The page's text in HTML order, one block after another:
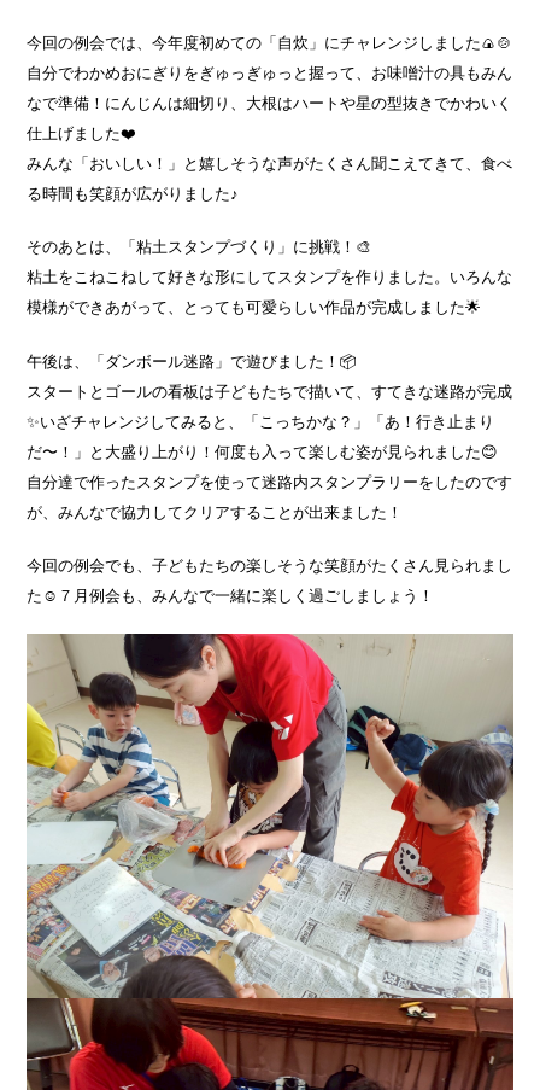
今回の例会では、今年度初めての「自炊」にチャレンジしました🍙🍲
自分でわかめおにぎりをぎゅっぎゅっと握って、お味噌汁の具もみん
なで準備！にんじんは細切り、大根はハートや星の型抜きでかわいく
仕上げました❤️
みんな「おいしい！」と嬉しそうな声がたくさん聞こえてきて、食べ
る時間も笑顔が広がりました♪
そのあとは、「粘土スタンプづくり」に挑戦！🎨
粘土をこねこねして好きな形にしてスタンプを作りました。いろんな
模様ができあがって、とっても可愛らしい作品が完成しました🌟
午後は、「ダンボール迷路」で遊びました！📦️
スタートとゴールの看板は子どもたちで描いて、すてきな迷路が完成
✨いざチャレンジしてみると、「こっちかな？」「あ！行き止まり
だ〜！」と大盛り上がり！何度も入って楽しむ姿が見られました😊
自分達で作ったスタンプを使って迷路内スタンプラリーをしたのです
が、みんなで協力してクリアすることが出来ました！
今回の例会でも、子どもたちの楽しそうな笑顔がたくさん見られまし
た☺️７月例会も、みんなで一緒に楽しく過ごしましょう！